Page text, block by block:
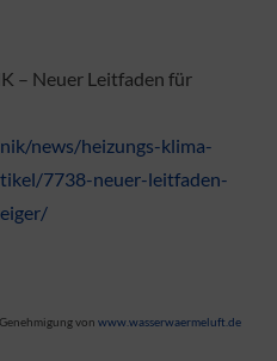
– Neuer Leitfaden für
news/heizungs-klima-
7738-neuer-leitfaden-
vonwww.wasserwaermeluft.de